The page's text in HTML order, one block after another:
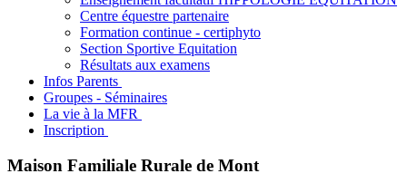
Centre équestre partenaire
Formation continue - certiphyto
Section Sportive Equitation
Résultats aux examens
Infos Parents
Groupes - Séminaires
La vie à la MFR
Inscription
Maison Familiale Rurale de Mont